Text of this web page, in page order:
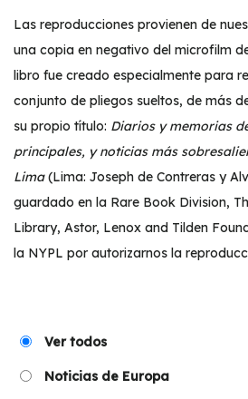
Las reproducciones provienen de
una copia en negativo del microfilm
libro fue creado especialmente para
conjunto de pliegos sueltos, de más
su propio título: Diarios y memorias
principales, y noticias más
Lima(Lima: Joseph de Contreras y
guardado en la Rare Book Division,
Library, Astor, Lenox and Tilden
la NYPL por autorizarnos la
Ver todos
Noticias de Europa